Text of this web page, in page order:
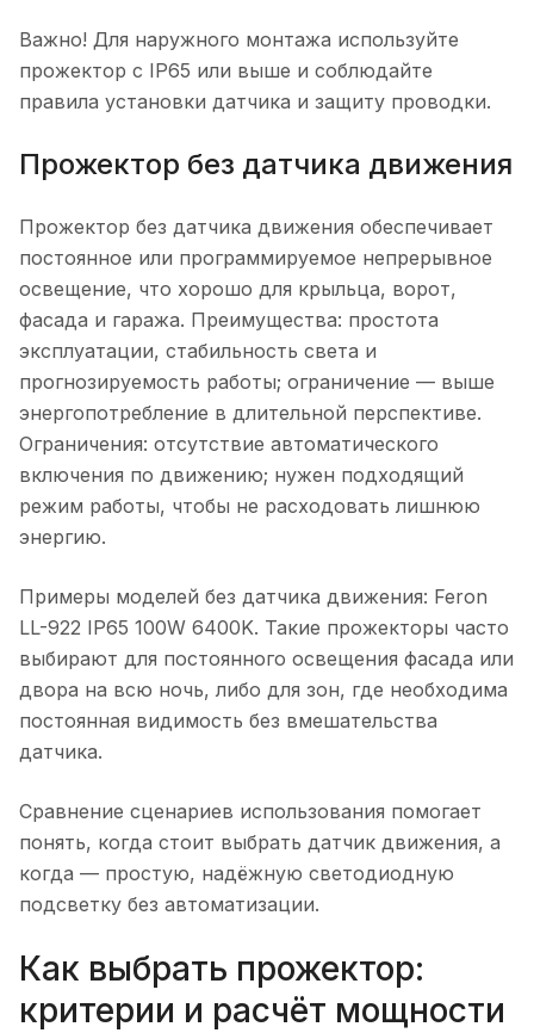
Важно! Для наружного монтажа используйте
прожектор с IP65 или выше и соблюдайте
правила установки датчика и защиту проводки.
Прожектор без датчика движения
Прожектор без датчика движения обеспечивает
постоянное или программируемое непрерывное
освещение, что хорошо для крыльца, ворот,
фасада и гаража. Преимущества: простота
эксплуатации, стабильность света и
прогнозируемость работы; ограничение — выше
энергопотребление в длительной перспективе.
Ограничения: отсутствие автоматического
включения по движению; нужен подходящий
режим работы, чтобы не расходовать лишнюю
энергию.
Примеры моделей без датчика движения: Feron
LL-922 IP65 100W 6400K. Такие прожекторы часто
выбирают для постоянного освещения фасада или
двора на всю ночь, либо для зон, где необходима
постоянная видимость без вмешательства
датчика.
Сравнение сценариев использования помогает
понять, когда стоит выбрать датчик движения, а
когда — простую, надёжную светодиодную
подсветку без автоматизации.
Как выбрать прожектор:
критерии и расчёт мощности